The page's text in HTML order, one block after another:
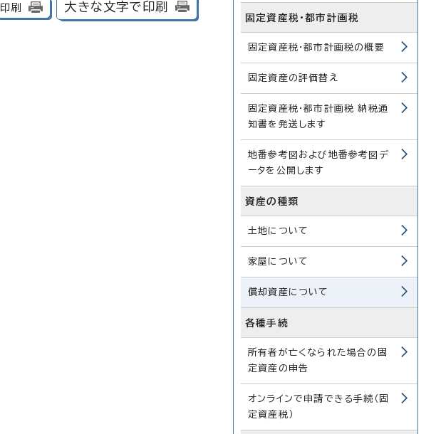
印刷 大きな文字で印刷
固定資産税・都市計画税
固定資産税・都市計画税の概要
固定資産の評価替え
固定資産税・都市計画税 納税通
知書を発送します
地番参考図および地番参考図デ
ータを公開します
資産の種類
土地について
家屋について
償却資産について
各種手続
所有者が亡くなられた場合の固
定資産の申告
オンラインで申請できる手続（固
定資産税）